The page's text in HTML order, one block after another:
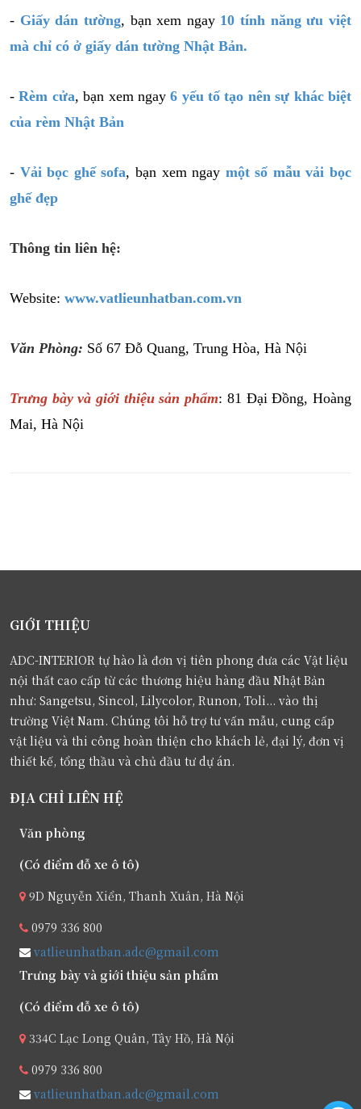
- Giấy dán tường, bạn xem ngay 10 tính năng ưu việt
mà chỉ có ở giấy dán tường Nhật Bản.
-Rèm cửa, bạn xem ngay6 yếu tố tạo nên sự khác biệt
của rèm Nhật Bản
- Vải bọc ghế sofa, bạn xem ngay một số mẫu vải bọc
ghế đẹp
Thông tin liên hệ:
Website: www.vatlieunhatban.com.vn
Văn Phòng: Số 67 Đỗ Quang, Trung Hòa, Hà Nội
Trưng bày và giới thiệu sản phẩm: 81 Đại Đồng, Hoàng
Mai, Hà Nội
GIỚI THIỆU
ADC-INTERIOR tự hào là đơn vị tiên phong đưa các Vật liệu
nội thất cao cấp từ các thương hiệu hàng đầu Nhật Bản
như: Sangetsu, Sincol, Lilycolor, Runon, Toli... vào thị
trường Việt Nam. Chúng tôi hỗ trợ tư vấn mẫu, cung cấp
vật liệu và thi công hoàn thiện cho khách lẻ, đại lý, đơn vị
thiết kế, tổng thầu và chủ đầu tư dự án.
ĐỊA CHỈ LIÊN HỆ
Văn phòng
(Có điểm đỗ xe ô tô)
9D Nguyễn Xiển, Thanh Xuân, Hà Nội
0979 336 800
vatlieunhatban.adc@gmail.com
Trưng bày và giới thiệu sản phẩm
(Có điểm đỗ xe ô tô)
334C Lạc Long Quân, Tây Hồ, Hà Nội
0979 336 800
vatlieunhatban.adc@gmail.com